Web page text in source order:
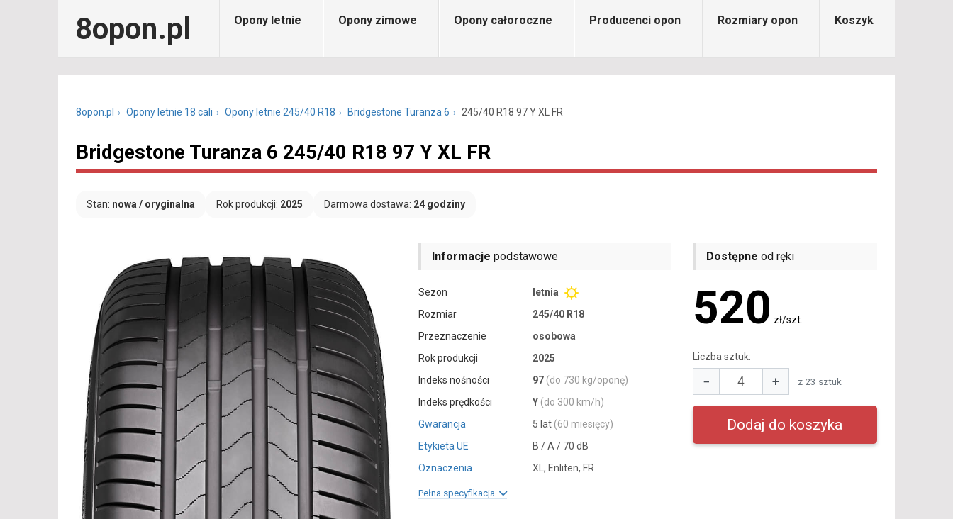
8opon.pl Opony letnie Opony zimowe Opony całoroczne Producenci opon Rozmiary opon Koszyk
8opon.pl Opony letnie 18 cali Opony letnie 245/40 R18 Bridgestone Turanza 6 245/40 R18 97 Y XL FR
Bridgestone Turanza 6 245/40 R18 97 Y XL FR
Stan: nowa / oryginalna Rok produkcji: 2025 Darmowa dostawa: 24 godziny
Informacje podstawowe
Sezon
letnia
Rozmiar
245/40 R18
Przeznaczenie
osobowa
Rok produkcji
2025
Indeks nośności
97 (do 730 kg/oponę)
Indeks prędkości
Y (do 300 km/h)
Gwarancja
5 lat (60 miesięcy)
Etykieta UE
B / A / 70 dB
Oznaczenia
XL, Enliten, FR
Pełna specyfikacja
Dostępne od ręki
520 zł/szt.
Liczba sztuk:
− + z 23 sztuk